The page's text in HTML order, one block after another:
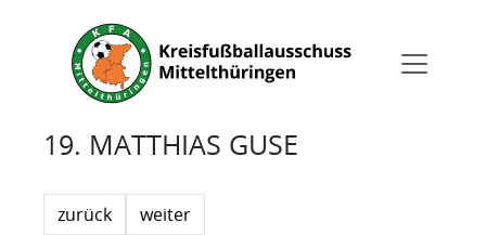
19. MATTHIAS GUSE
zurück weiter